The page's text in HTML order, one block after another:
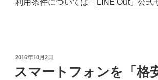
利用条件については「 LINE Out」公式
投
日:
2016年10月2日
スマートフォンを「格